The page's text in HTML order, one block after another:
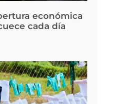
económica
cada día